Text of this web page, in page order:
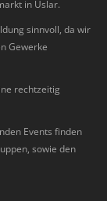
in Uslar.
sinnvoll, da wir
Gewerke
rechtzeitig
Events finden
sowie den